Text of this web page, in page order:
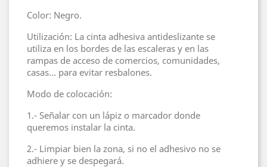
Color: Negro.
Utilización: La cinta adhesiva antideslizante se
utiliza en los bordes de las escaleras y en las
rampas de acceso de comercios, comunidades,
casas... para evitar resbalones.
Modo de colocación:
1.- Señalar con un lápiz o marcador donde
queremos instalar la cinta.
2.- Limpiar bien la zona, si no el adhesivo no se
adhiere y se despegará.